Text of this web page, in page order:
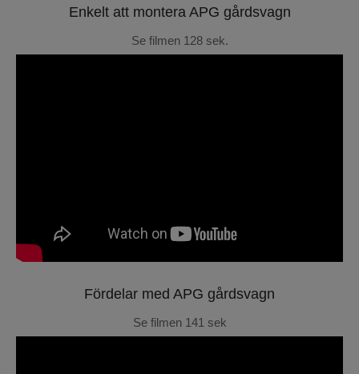
Enkelt att montera APG gårdsvagn
Se filmen 128 sek.
Fördelar med APG gårdsvagn
Se filmen 141 sek